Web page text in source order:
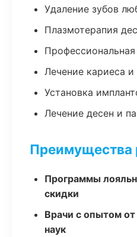
Удаление зубов
Плазмотерапия
Лечение кариеса
Установка
Лечение десен и
Преимущества
Программы
скидки
Врачи с опытом
наук